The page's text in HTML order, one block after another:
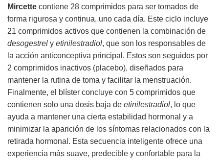
Mircette contiene 28 comprimidos para ser tomados de
forma rigurosa y continua, uno cada día. Este ciclo incluye
21 comprimidos activos que contienen la combinación de
desogestrel y etinilestradiol, que son los responsables de
la acción anticonceptiva principal. Estos son seguidos por
2 comprimidos inactivos (placebo), diseñados para
mantener la rutina de toma y facilitar la menstruación.
Finalmente, el blíster concluye con 5 comprimidos que
contienen solo una dosis baja de etinilestradiol, lo que
ayuda a mantener una cierta estabilidad hormonal y a
minimizar la aparición de los síntomas relacionados con la
retirada hormonal. Esta secuencia inteligente ofrece una
experiencia más suave, predecible y confortable para la